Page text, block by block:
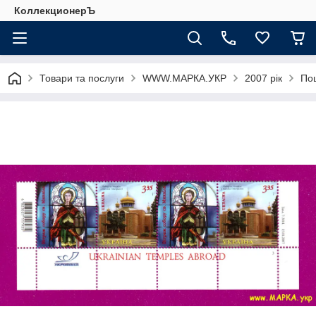
КоллекционерЪ
Товари та послуги WWW.МАРКА.УКР 2007 рік